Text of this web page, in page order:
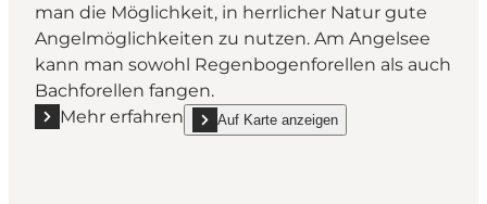
man die Möglichkeit, in herrlicher Natur gute
Angelmöglichkeiten zu nutzen. Am Angelsee
kann man sowohl Regenbogenforellen als auch
Bachforellen fangen.
Mehr erfahren
Mehr erfahren "Ringkøbing Put & Take"
Auf Karte anzeigen
show Ringkøbing Put & Take on_map